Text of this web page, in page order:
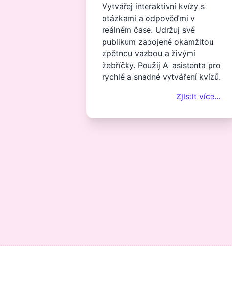
Vytvářej interaktivní kvízy s
otázkami a odpověďmi v
reálném čase. Udržuj své
publikum zapojené okamžitou
zpětnou vazbou a živými
žebříčky. Použij AI asistenta pro
rychlé a snadné vytváření kvízů.
Zjistit více…